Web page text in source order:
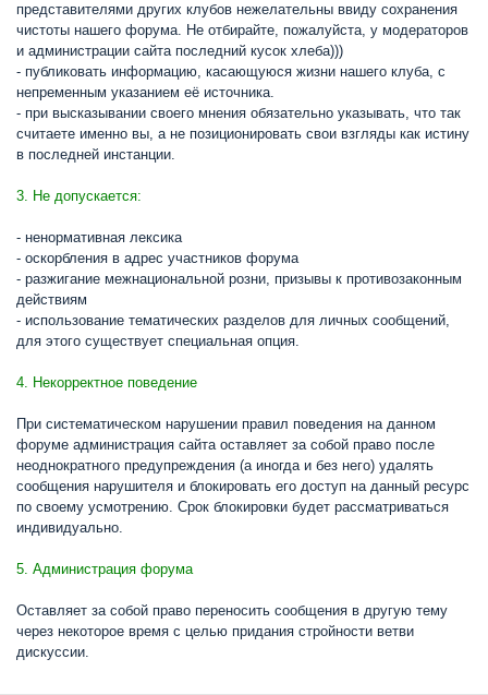
представителями других клубов нежелательны ввиду сохранения
чистоты нашего форума. Не отбирайте, пожалуйста, у модераторов
и администрации сайта последний кусок хлеба)))
- публиковать информацию, касающуюся жизни нашего клуба, с
непременным указанием её источника.
- при высказывании своего мнения обязательно указывать, что так
считаете именно вы, а не позиционировать свои взгляды как истину
в последней инстанции.
3. Не допускается:
- ненормативная лексика
- оскорбления в адрес участников форума
- разжигание межнациональной розни, призывы к противозаконным
действиям
- использование тематических разделов для личных сообщений,
для этого существует специальная опция.
4. Некорректное поведение
При систематическом нарушении правил поведения на данном
форуме администрация сайта оставляет за собой право после
неоднократного предупреждения (а иногда и без него) удалять
сообщения нарушителя и блокировать его доступ на данный ресурс
по своему усмотрению. Срок блокировки будет рассматриваться
индивидуально.
5. Администрация форума
Оставляет за собой право переносить сообщения в другую тему
через некоторое время с целью придания стройности ветви
дискуссии.